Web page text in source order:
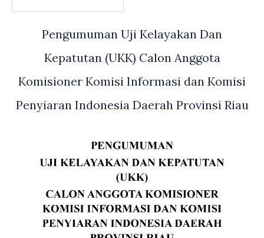
Pengumuman Uji Kelayakan Dan
Kepatutan (UKK) Calon Anggota
Komisioner Komisi Informasi dan Komisi
Penyiaran Indonesia Daerah Provinsi Riau